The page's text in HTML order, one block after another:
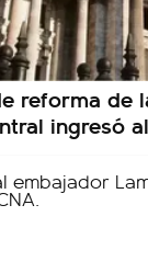
reforma de
ingresó